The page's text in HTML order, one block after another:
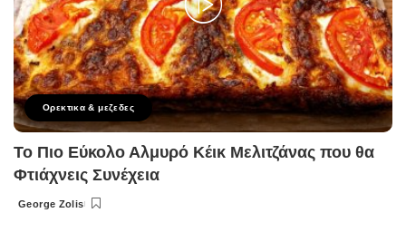
Ορεκτικα & μεζεδες
Το Πιο Εύκολο Αλμυρό Κέικ Μελιτζάνας που θα
Φτιάχνεις Συνέχεια
Posted
George Zolis